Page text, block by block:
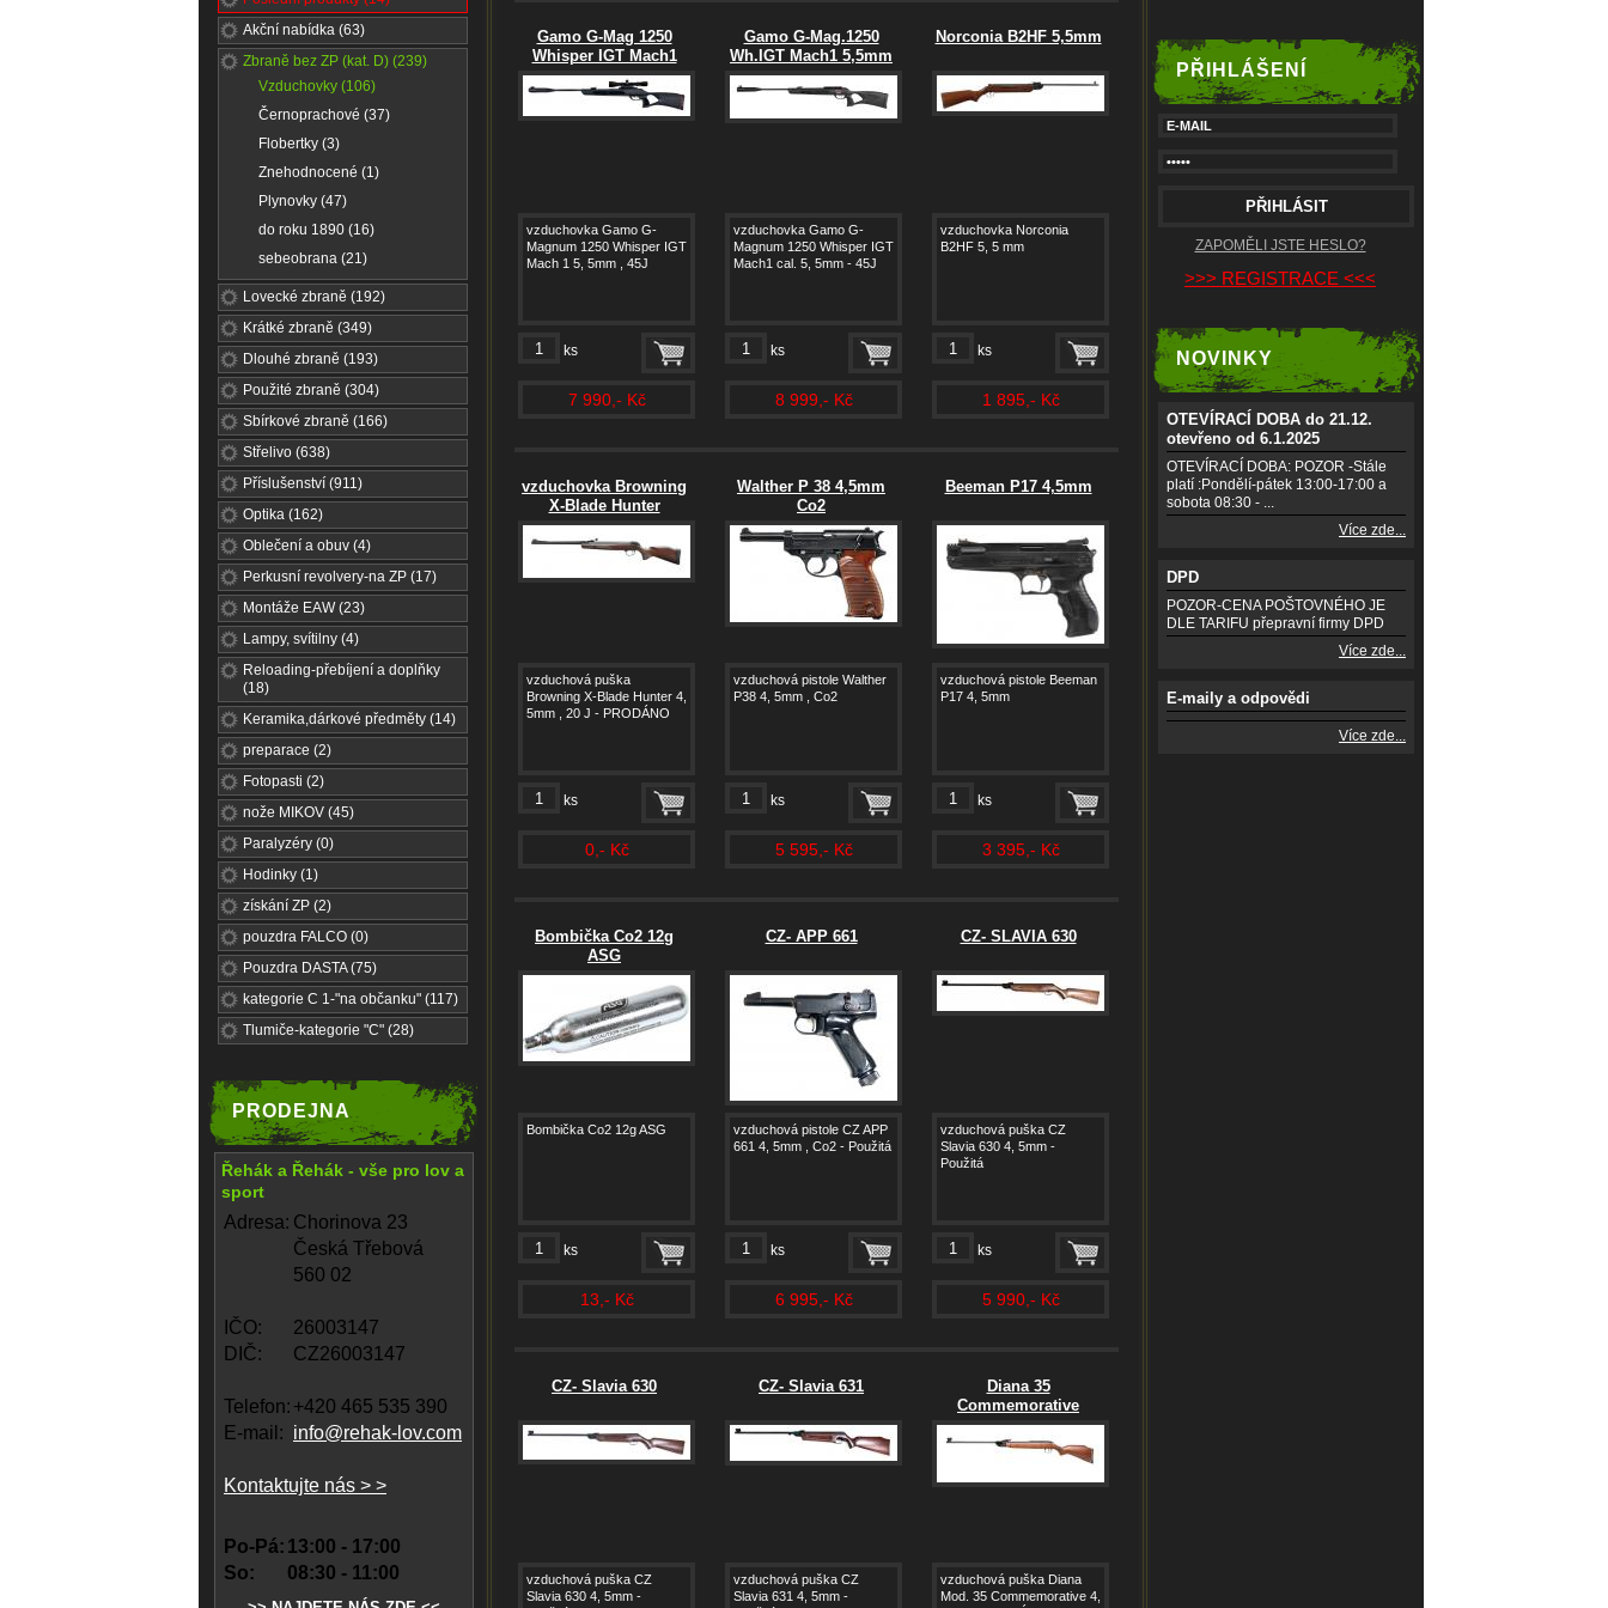
Akční nabídka (63)
Zbraně bez ZP (kat. D) (239)
Vzduchovky (106)
Černoprachové (37)
Flobertky (3)
Znehodnocené (1)
Plynovky (47)
do roku 1890 (16)
sebeobrana (21)
Lovecké zbraně (192)
Krátké zbraně (349)
Dlouhé zbraně (193)
Použité zbraně (304)
Sbírkové zbraně (166)
Střelivo (638)
Příslušenství (911)
Optika (162)
Oblečení a obuv (4)
Perkusní revolvery-na ZP (17)
Montáže EAW (23)
Lampy, svítilny (4)
Reloading-přebíjení a doplňky
(18)
Keramika,dárkové předměty (14)
preparace (2)
Fotopasti (2)
nože MIKOV (45)
Paralyzéry (0)
Hodinky (1)
získání ZP (2)
pouzdra FALCO (0)
Pouzdra DASTA (75)
kategorie C 1-"na občanku" (117)
Tlumiče-kategorie "C" (28)
PRODEJNA
Řehák a Řehák - vše pro lov a
sport
Adresa: Chorinova 23
Česká Třebová
560 02
IČO:
26003147
DIČ:
CZ26003147
Telefon: +420 465 535 390
E-mail: info@rehak-lov.com
Kontaktujte nás > >
Po-Pá: 13:00 - 17:00
So:
08:30 - 11:00
Gamo G-Mag 1250
Whisper IGT Mach1
vzduchovka Gamo G-
Magnum 1250 Whisper IGT
Mach 1 5, 5mm , 45J
ks
7 990,- Kč
Gamo G-Mag.1250
Wh.IGT Mach1 5,5mm
vzduchovka Gamo G-
Magnum 1250 Whisper IGT
Mach1 cal. 5, 5mm - 45J
ks
8 999,- Kč
Norconia B2HF 5,5mm
vzduchovka Norconia
B2HF 5, 5 mm
ks
1 895,- Kč
vzduchovka Browning
X-Blade Hunter
vzduchová puška
Browning X-Blade Hunter 4,
5mm , 20 J - PRODÁNO
ks
0,- Kč
Walther P 38 4,5mm
Co2
vzduchová pistole Walther
P38 4, 5mm , Co2
ks
5 595,- Kč
Beeman P17 4,5mm
vzduchová pistole Beeman
P17 4, 5mm
ks
3 395,- Kč
Bombička Co2 12g
ASG
Bombička Co2 12g ASG
ks
13,- Kč
CZ- APP 661
vzduchová pistole CZ APP
661 4, 5mm , Co2 - Použitá
ks
6 995,- Kč
CZ- SLAVIA 630
vzduchová puška CZ
Slavia 630 4, 5mm -
Použitá
ks
5 990,- Kč
CZ- Slavia 630
vzduchová puška CZ
Slavia 630 4, 5mm -
CZ- Slavia 631
vzduchová puška CZ
Slavia 631 4, 5mm -
Diana 35
Commemorative
vzduchová puška Diana
Mod. 35 Commemorative 4,
PŘIHLÁŠENÍ
ZAPOMĚLI JSTE HESLO?
>>> REGISTRACE <<<
NOVINKY
OTEVÍRACÍ DOBA do 21.12.
otevřeno od 6.1.2025
OTEVÍRACÍ DOBA: POZOR -Stále
platí :Pondělí-pátek 13:00-17:00 a
sobota 08:30 - ...
Více zde...
DPD
POZOR-CENA POŠTOVNÉHO JE
DLE TARIFU přepravní firmy DPD
Více zde...
E-maily a odpovědi
Více zde...